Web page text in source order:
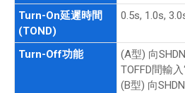
Turn-On延遲時間
(TOND)
0.5s, 1.0s,
Turn-Off功能
(A型) 向
TOFFD間輸入
(B型) 向